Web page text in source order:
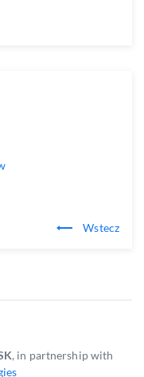
Wstecz
, in partnership with